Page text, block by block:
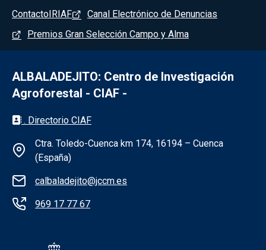
Pie de pagina - Albaladejito
Contacto IRIAF
Canal Electrónico de Denuncias
Premios Gran Selección Campo y Alma
ALBALADEJITO: Centro de Investigación
Agroforestal - CIAF -
Información de la institución -
. Directorio CIAF
Ctra. Toledo-Cuenca km 174, 16194 – Cuenca
(España)
calbaladejito@jccm.es
969 17 77 67